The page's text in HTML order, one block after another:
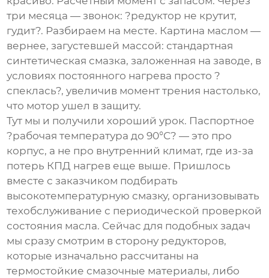
три месяца — звонок: ?редуктор не крутит,
гудит?. Разбираем на месте. Картина маслом —
вернее, загустевшей массой: стандартная
синтетическая смазка, заложенная на заводе, в
условиях постоянного нагрева просто ?
спеклась?, увеличив момент трения настолько,
что мотор ушел в защиту.
Тут мы и получили хороший урок. Паспортное
?рабочая температура до 90°C? — это про
корпус, а не про внутренний климат, где из-за
потерь КПД нагрев еще выше. Пришлось
вместе с заказчиком подбирать
высокотемпературную смазку, организовывать
техобслуживание с периодической проверкой
состояния масла. Сейчас для подобных задач
мы сразу смотрим в сторону редукторов,
которые изначально рассчитаны на
термостойкие смазочные материалы, либо